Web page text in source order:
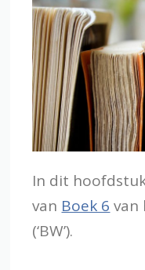
In dit
van Boek 6 van
(‘BW’).